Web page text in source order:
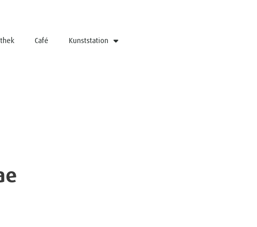
Café Kunststation